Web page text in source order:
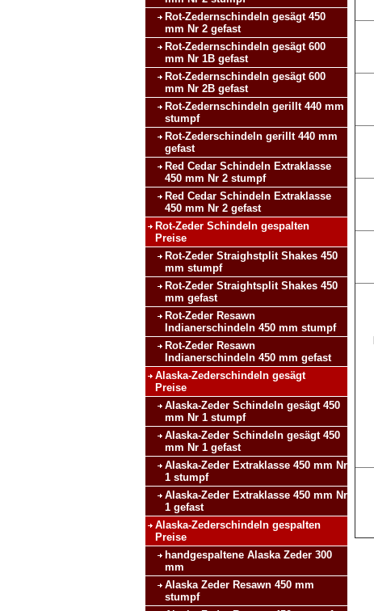
Rot-Zedernschindeln gesägt 450
mm Nr 2 gefast
Rot-Zedernschindeln gesägt 600
mm Nr 1B gefast
Rot-Zedernschindeln gesägt 600
mm Nr 2B gefast
Rot-Zedernschindeln gerillt 440 mm
stumpf
Rot-Zederschindeln gerillt 440 mm
gefast
Red Cedar Schindeln Extraklasse
450 mm Nr 2 stumpf
Red Cedar Schindeln Extraklasse
450 mm Nr 2 gefast
Rot-Zeder Schindeln gespalten
Preise
Rot-Zeder Straighstplit Shakes 450
mm stumpf
Rot-Zeder Straightsplit Shakes 450
mm gefast
Rot-Zeder Resawn
Indianerschindeln 450 mm stumpf
Rot-Zeder Resawn
Indianerschindeln 450 mm gefast
Alaska-Zederschindeln gesägt
Preise
Alaska-Zeder Schindeln gesägt 450
mm Nr 1 stumpf
Alaska-Zeder Schindeln gesägt 450
mm Nr 1 gefast
Alaska-Zeder Extraklasse 450 mm Nr
1 stumpf
Alaska-Zeder Extraklasse 450 mm Nr
1 gefast
Alaska-Zederschindeln gespalten
Preise
handgespaltene Alaska Zeder 300
mm
Alaska Zeder Resawn 450 mm
stumpf